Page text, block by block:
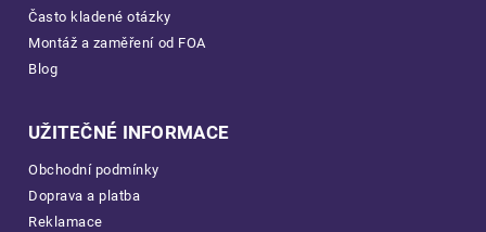
Často kladené otázky
Montáž a zaměření od FOA
Blog
UŽITEČNÉ INFORMACE
Obchodní podmínky
Doprava a platba
Reklamace